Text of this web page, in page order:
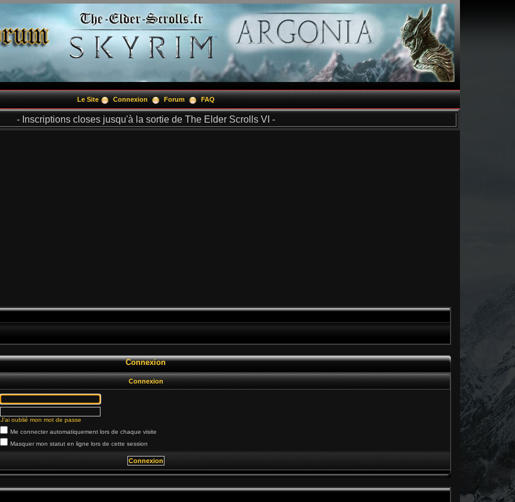
Le Site Connexion Forum FAQ
- Inscriptions closes jusqu'à la sortie de The Elder Scrolls VI -
Connexion
Connexion
J’ai oublié mon mot de passe
Me connecter automatiquement lors de chaque visite
Masquer mon statut en ligne lors de cette session